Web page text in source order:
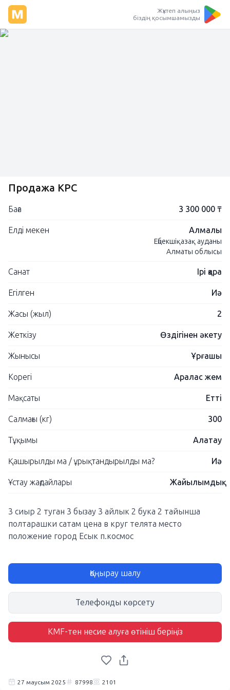
Жүктеп алыңыз
біздің қосымшамызды
Продажа КРС
Баға 3 300 000 ₸
Елді мекен Алмалы
Еңбекшіқазақ ауданы
Алматы облысы
Санат Ірі қара
Егілген Иә
Жасы (жыл) 2
Жеткізу Өздігінен әкету
Жынысы Ұрғашы
Корегі Аралас жем
Мақсаты Етті
Салмағы (кг) 300
Тұқымы Алатау
Қашырылды ма / ұрықтандырылды ма? Иә
Ұстау жағдайлары Жайылымдық
3 сиыр 2 туган 3 бызау 3 айлык 2 бука 2 тайынша
полтарашки сатам цена в круг телята место
положение город Есык п.космос
Қоңырау шалу
Телефонды көрсету
KMF-тен несие алуға өтініш беріңіз
27 маусым 2025 87998 2101